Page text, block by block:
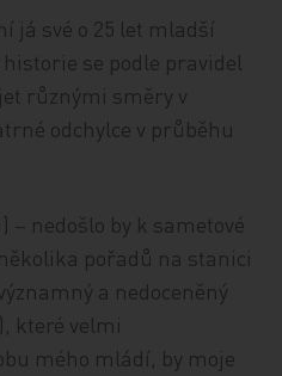
já své o 25 let mladší
se podle pravidel
různými směry v
odchylce v průběhu
nedošlo by k sametové
pořadů na stanici
a nedoceněný
které velmi
mého mládí, by moje